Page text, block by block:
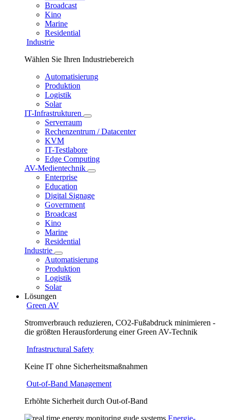
Broadcast
Kino
Marine
Residential
Industrie
Wählen Sie Ihren Industriebereich
Automatisierung
Produktion
Logistik
Solar
IT-Infrastrukturen
Serverraum
Rechenzentrum / Datacenter
KVM
IT-Testlabore
Edge Computing
AV-Medientechnik
Enterprise
Education
Digital Signage
Government
Broadcast
Kino
Marine
Residential
Industrie
Automatisierung
Produktion
Logistik
Solar
Lösungen
Green AV
Stromverbrauch reduzieren, CO2-Fußabdruck minimieren -
die größten Herausforderung einer Green AV-Technik
Infrastructural Safety
Keine IT ohne Sicherheitsmaßnahmen
Out-of-Band Management
Erhöhte Sicherheit durch Out-of-Band
Energie-